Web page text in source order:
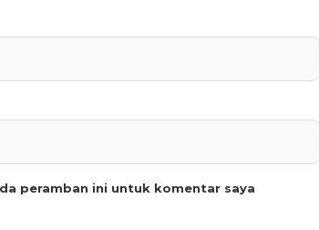
peramban ini untuk komentar saya